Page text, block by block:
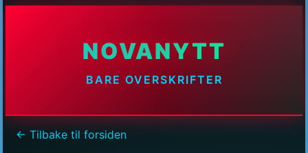
NOVANYTT
BARE OVERSKRIFTER
← Tilbake til forsiden